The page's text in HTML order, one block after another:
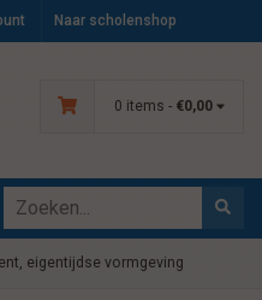
Naar scholenshop
0 items - €0,00
eigentijdse vormgeving